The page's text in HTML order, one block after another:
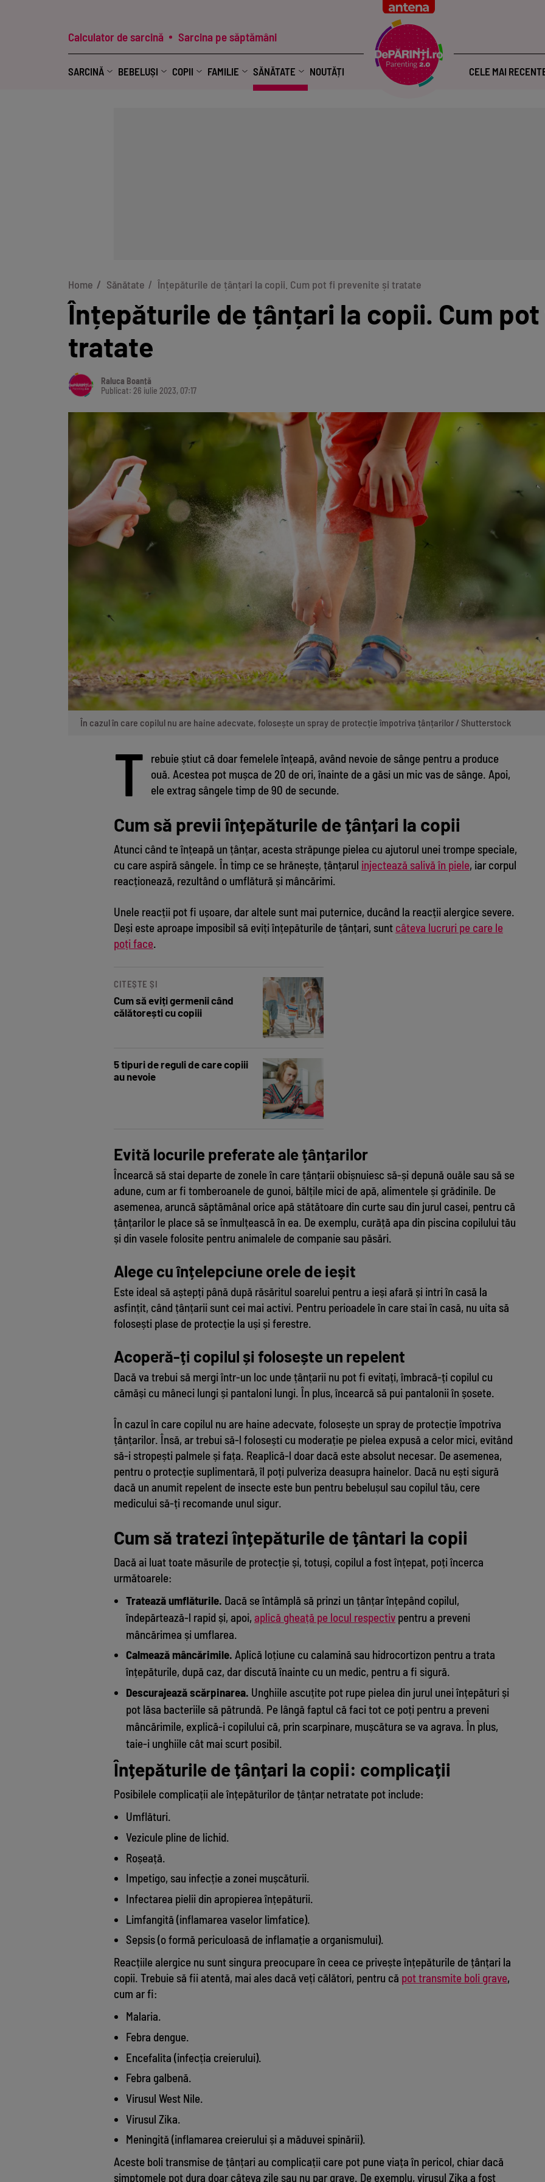
Calculator de sarcină Sarcina pe săptămâni
SARCINĂ BEBELUȘI COPII FAMILIE SĂNĂTATE NOUTĂȚI CELE MAI
Home Sănătate Înțepăturile de țânțari la copii. Cum pot fi prevenite și tratate
Înțepăturile de țânțari la copii. Cum
tratate
Raluca Boanță
Publicat: 26 iulie 2023, 07:17
În cazul în care copilul nu are haine adecvate, folosește un spray de protecție împotriva țânțarilor / Shutterstock
T
rebuie știut că doar femelele înțeapă, având nevoie de sânge pentru a produce
ouă. Acestea pot mușca de 20 de ori, înainte de a găsi un mic vas de sânge. Apoi,
ele extrag sângele timp de 90 de secunde.
Cum să previi înțepăturile de țânțari la copii
Atunci când te înțeapă un țânțar, acesta străpunge pielea cu ajutorul unei trompe speciale,
cu care aspiră sângele. În timp ce se hrănește, țânțarul injectează salivă în piele, iar corpul
reacționează, rezultând o umflătură și mâncărimi.
Unele reacții pot fi ușoare, dar altele sunt mai puternice, ducând la reacții alergice severe.
Deși este aproape imposibil să eviți înțepăturile de țânțari, sunt câteva lucruri pe care le
poți face.
CITEȘTE ȘI
Cum să eviți germenii când
călătorești cu copiii
5 tipuri de reguli de care copiii
au nevoie
Evită locurile preferate ale țânțarilor
Încearcă să stai departe de zonele în care țânțarii obișnuiesc să-și depună ouăle sau să se
adune, cum ar fi tomberoanele de gunoi, bălțile mici de apă, alimentele și grădinile. De
asemenea, aruncă săptămânal orice apă stătătoare din curte sau din jurul casei, pentru că
țânțarilor le place să se înmulțească în ea. De exemplu, curăță apa din piscina copilului tău
și din vasele folosite pentru animalele de companie sau păsări.
Alege cu înțelepciune orele de ieșit
Este ideal să aștepți până după răsăritul soarelui pentru a ieși afară și intri în casă la
asfințit, când țânțarii sunt cei mai activi. Pentru perioadele în care stai în casă, nu uita să
folosești plase de protecție la uși și ferestre.
Acoperă-ți copilul și folosește un repelent
Dacă va trebui să mergi într-un loc unde țânțarii nu pot fi evitați, îmbracă-ți copilul cu
cămăși cu mâneci lungi și pantaloni lungi. În plus, încearcă să pui pantalonii în șosete.
În cazul în care copilul nu are haine adecvate, folosește un spray de protecție împotriva
țânțarilor. Însă, ar trebui să-l folosești cu moderație pe pielea expusă a celor mici, evitând
să-i stropești palmele și fața. Reaplică-l doar dacă este absolut necesar. De asemenea,
pentru o protecție suplimentară, îl poți pulveriza deasupra hainelor. Dacă nu ești sigură
dacă un anumit repelent de insecte este bun pentru bebelușul sau copilul tău, cere
medicului să-ți recomande unul sigur.
Cum să tratezi înțepăturile de țântari la copii
Dacă ai luat toate măsurile de protecție și, totuși, copilul a fost înțepat, poți încerca
următoarele:
Tratează umflăturile. Dacă se întâmplă să prinzi un țânțar înțepând copilul,
îndepărtează-l rapid și, apoi, aplică gheață pe locul respectiv pentru a preveni
mâncărimea și umflarea.
Calmează mâncărimile. Aplică loțiune cu calamină sau hidrocortizon pentru a trata
înțepăturile, după caz, dar discută înainte cu un medic, pentru a fi sigură.
Descurajează scărpinarea. Unghiile ascuțite pot rupe pielea din jurul unei înțepături și
pot lăsa bacteriile să pătrundă. Pe lângă faptul că faci tot ce poți pentru a preveni
mâncărimile, explică-i copilului că, prin scarpinare, mușcătura se va agrava. În plus,
taie-i unghiile cât mai scurt posibil.
Înțepăturile de țânțari la copii: complicații
Posibilele complicații ale înțepăturilor de țânțar netratate pot include:
Umflături.
Vezicule pline de lichid.
Roșeață.
Impetigo, sau infecție a zonei mușcăturii.
Infectarea pielii din apropierea înțepăturii.
Limfangită (inflamarea vaselor limfatice).
Sepsis (o formă periculoasă de inflamație a organismului).
Reacțiile alergice nu sunt singura preocupare în ceea ce privește înțepăturile de țânțari la
copii. Trebuie să fii atentă, mai ales dacă veți călători, pentru că pot transmite boli grave,
cum ar fi:
Malaria.
Febra dengue.
Encefalita (infecția creierului).
Febra galbenă.
Virusul West Nile.
Virusul Zika.
Meningită (inflamarea creierului și a măduvei spinării).
Aceste boli transmise de țânțari au complicații care pot pune viața în pericol, chiar dacă
simptomele pot dura doar câteva zile sau nu par grave. De exemplu, virusul Zika a fost